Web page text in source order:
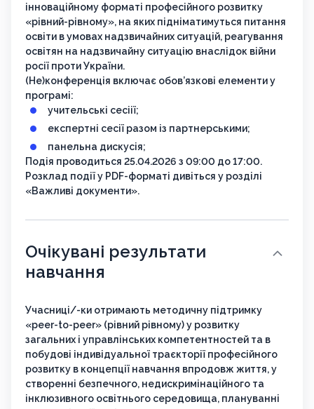
інноваційному форматі професійного розвитку
«рівний-рівному», на яких підніматимуться питання
освіти в умовах надзвичайних ситуацій, реагування
освітян на надзвичайну ситуацію внаслідок війни
росії проти України.
(Не)конференція включає обов’язкові елементи у
програмі:
учительські сесіії;
експертні сесії разом із партнерськими;
панельна дискусія;
Подія проводиться 25.04.2026 з 09:00 до 17:00.
Розклад події у PDF-форматі дивіться у розділі
«Важливі документи».
Очікувані результати
навчання
Учасниці/-ки отримають методичну підтримку
«peer-to-peer» (рівний рівному) у розвитку
загальних і управлінських компетентностей та в
побудові індивідуальної траєкторії професійного
розвитку в концепції навчання впродовж життя, у
створенні безпечного, недискримінаційного та
інклюзивного освітнього середовища, плануванні